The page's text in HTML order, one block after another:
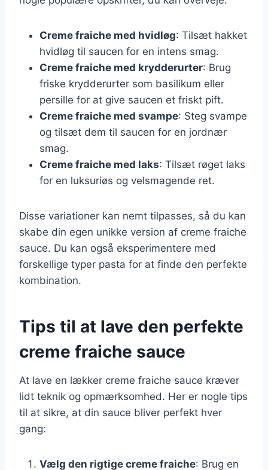
Creme fraiche med hvidløg: Tilsæt hakket
hvidløg til saucen for en intens smag.
Creme fraiche med krydderurter: Brug
friske krydderurter som basilikum eller
persille for at give saucen et friskt pift.
Creme fraiche med svampe: Steg svampe
og tilsæt dem til saucen for en jordnær
smag.
Creme fraiche med laks: Tilsæt røget laks
for en luksuriøs og velsmagende ret.
Disse variationer kan nemt tilpasses, så du kan
skabe din egen unikke version af creme fraiche
sauce. Du kan også eksperimentere med
forskellige typer pasta for at finde den perfekte
kombination.
Tips til at lave den perfekte
creme fraiche sauce
At lave en lækker creme fraiche sauce kræver
lidt teknik og opmærksomhed. Her er nogle tips
til at sikre, at din sauce bliver perfekt hver
gang:
Vælg den rigtige creme fraiche: Brug en